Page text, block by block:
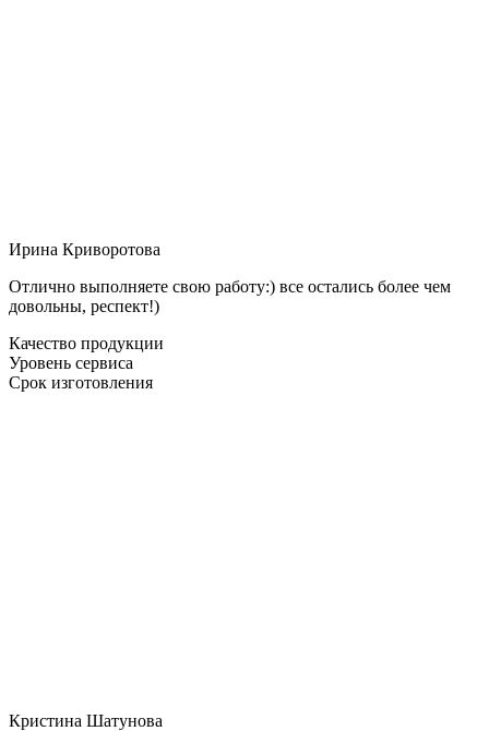
Ирина Криворотова
Отлично выполняете свою работу:) все остались более чем
довольны, респект!)
Качество продукции
Уровень сервиса
Срок изготовления
Кристина Шатунова